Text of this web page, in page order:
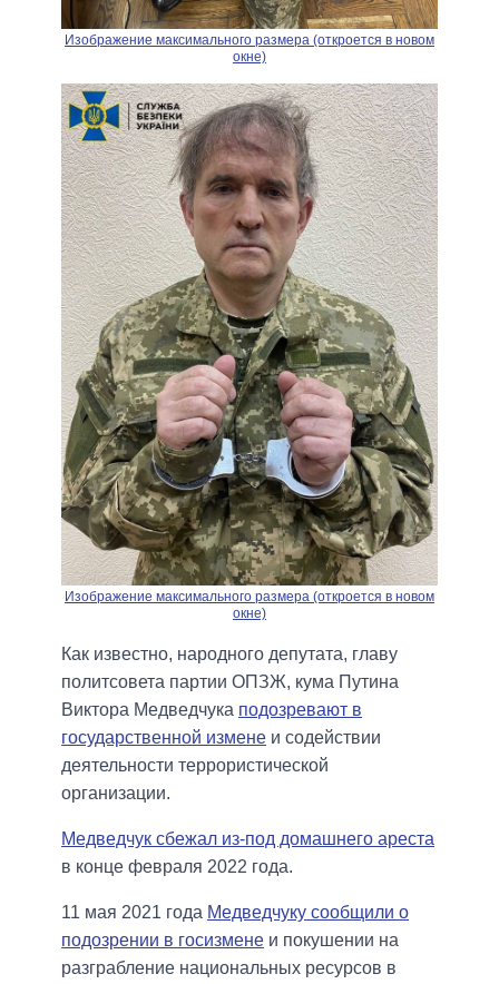
Изображение максимального размера (откроется в новом
окне)
Изображение максимального размера (откроется в новом
окне)
Как известно, народного депутата, главу
политсовета партии ОПЗЖ, кума Путина
Виктора Медведчука подозревают в
государственной измене и содействии
деятельности террористической
организации.
Медведчук сбежал из-под домашнего ареста
в конце февраля 2022 года.
11 мая 2021 года Медведчуку сообщили о
подозрении в госизмене и покушении на
разграбление национальных ресурсов в